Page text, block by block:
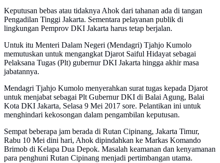
Keputusan bebas atau tidaknya Ahok dari tahanan ada di tangan
Pengadilan Tinggi Jakarta. Sementara pelayanan publik di
lingkungan Pemprov DKI Jakarta harus tetap berjalan.
Untuk itu Menteri Dalam Negeri (Mendagri) Tjahjo Kumolo
memutuskan untuk mengangkat Djarot Saiful Hidayat sebagai
Pelaksana Tugas (Plt) gubernur DKI Jakarta hingga akhir masa
jabatannya.
Mendagri Tjahjo Kumolo menyerahkan surat tugas kepada Djarot
untuk menjabat sebagai Plt Gubernur DKI di Balai Agung, Balai
Kota DKI Jakarta, Selasa 9 Mei 2017 sore. Pelantikan ini untuk
menghindari kekosongan dalam pengambilan keputusan.
Sempat beberapa jam berada di Rutan Cipinang, Jakarta Timur,
Rabu 10 Mei dini hari, Ahok dipindahkan ke Markas Komando
Brimob di Kelapa Dua Depok. Masalah keamanan dan kenyamanan
para penghuni Rutan Cipinang menjadi pertimbangan utama.